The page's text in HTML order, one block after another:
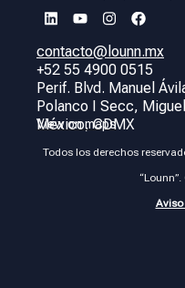
contacto@lounn.mx
+52 55 4900 0515
Perif. Blvd. Manuel
Polanco I Secc,
México, CDMX
View on maps
Todos los derechos